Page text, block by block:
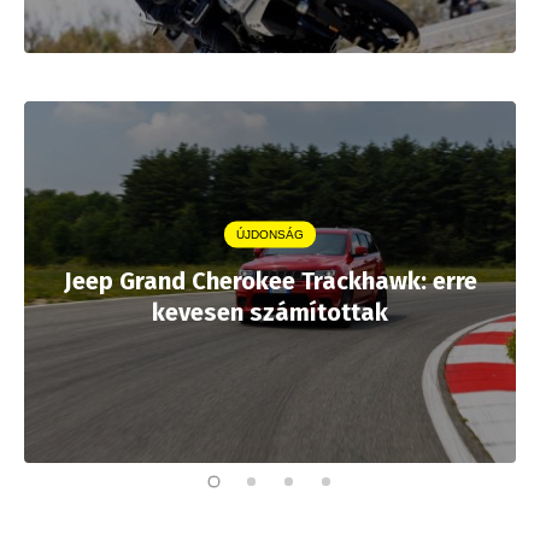
ÚJDONSÁG
Jeep Grand Cherokee Trackhawk: erre
kevesen számítottak